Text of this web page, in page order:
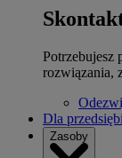
Potrzebujesz
rozwiązania,
Dla
Zasoby